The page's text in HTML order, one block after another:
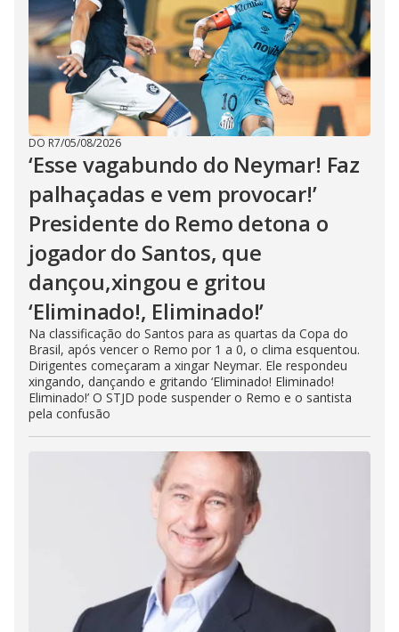
DO R7/05/08/2026
‘Esse vagabundo do Neymar! Faz
palhaçadas e vem provocar!’
Presidente do Remo detona o
jogador do Santos, que
dançou,xingou e gritou
‘Eliminado!, Eliminado!’
Na classificação do Santos para as quartas da Copa do
Brasil, após vencer o Remo por 1 a 0, o clima esquentou.
Dirigentes começaram a xingar Neymar. Ele respondeu
xingando, dançando e gritando ‘Eliminado! Eliminado!
Eliminado!’ O STJD pode suspender o Remo e o santista
pela confusão